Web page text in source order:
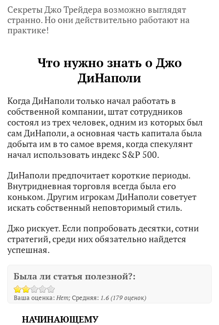
Секреты Джо Трейдера возможно выглядят
странно. Но они действительно работают на
практике!
Что нужно знать о Джо
ДиНаполи
Когда ДиНаполи только начал работать в
собственной компании, штат сотрудников
состоял из трех человек, одним из которых был
сам ДиНаполи, а основная часть капитала была
добыта им в то самое время, когда спекулянт
начал использовать индекс S&P 500.
ДиНаполи предпочитает короткие периоды.
Внутридневная торговля всегда была его
коньком. Другим игрокам ДиНаполи советует
искать собственный неповторимый стиль.
Джо рискует. Если попробовать десятки, сотни
стратегий, среди них обязательно найдется
успешная.
Была ли статья полезной?:
Ваша оценка:Нет Средняя: 1.6(179оценок)
НАЧИНАЮЩЕМУ